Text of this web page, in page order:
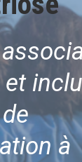
de
à